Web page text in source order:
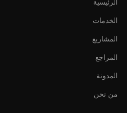
الخدمات
المشاريع
المراجع
المدونة
من نحن